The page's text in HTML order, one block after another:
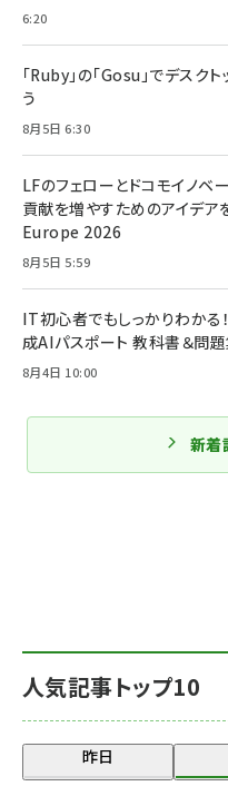
人気記事トップ10
昨日
6:20
「Ruby」の「Gosu」でデスク
う
8月5日 6:30
LFのフェローとドコモイノベ
貢献を増やすためのアイデ
Europe 2026
8月5日 5:59
IT初心者でもしっかりわかる
成AIパスポート 教科書＆問題
8月4日 10:00
新着